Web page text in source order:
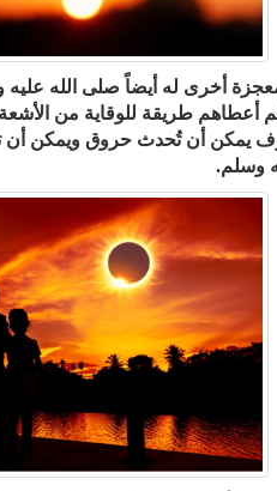
معجزة أخرى له أيضاً صلى الله
طريقة للوقاية من
يمكن أن تُحدث حروق ويمكن
وسلم.